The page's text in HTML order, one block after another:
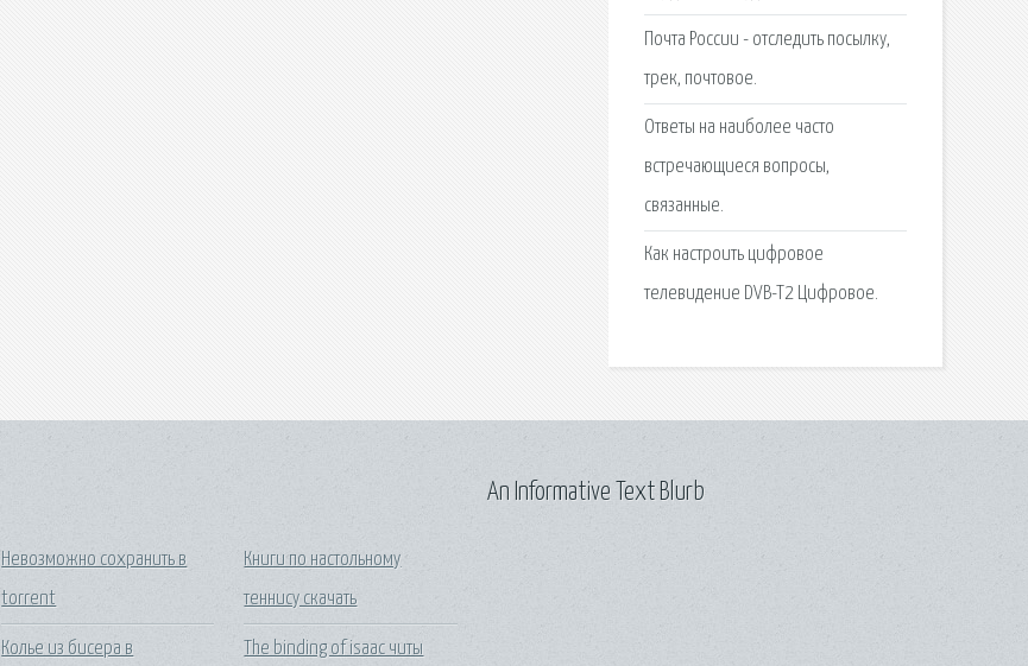
Почта России - отследить посылку,
трек, почтовое.
Ответы на наиболее часто
встречающиеся вопросы,
связанные.
Как настроить цифровое
телевидение DVB-T2 Цифровое.
Невозможно сохранить в
torrent
Колье из бисера в
Книги по настольному
теннису скачать
The binding of isaac читы
An Informative Text Blurb